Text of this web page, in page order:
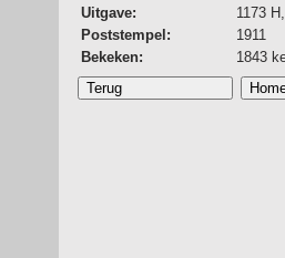
Uitgave:
1173
Poststempel:
1911
Bekeken:
1843